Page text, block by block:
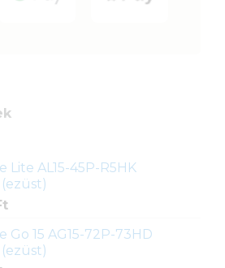
Lite AL15-45P-R5HK
Go 15 AG15-72P-73HD